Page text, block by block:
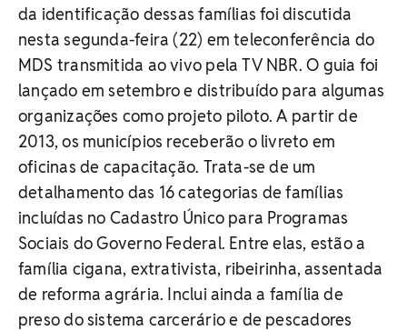
da identificação dessas famílias foi discutida
nesta segunda-feira (22) em teleconferência do
MDS transmitida ao vivo pela TV NBR. O guia foi
lançado em setembro e distribuído para algumas
organizações como projeto piloto. A partir de
2013, os municípios receberão o livreto em
oficinas de capacitação. Trata-se de um
detalhamento das 16 categorias de famílias
incluídas no Cadastro Único para Programas
Sociais do Governo Federal. Entre elas, estão a
família cigana, extrativista, ribeirinha, assentada
de reforma agrária. Inclui ainda a família de
preso do sistema carcerário e de pescadores